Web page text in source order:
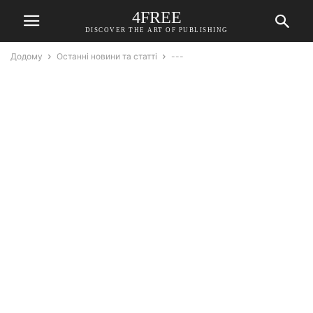
4FREE
DISCOVER THE ART OF PUBLISHING
Додому Останні новини та статті ---